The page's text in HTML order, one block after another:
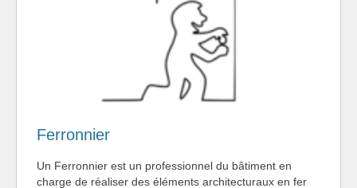
Ferronnier
Un Ferronnier est un professionnel du bâtiment en
charge de réaliser des éléments architecturaux en fer